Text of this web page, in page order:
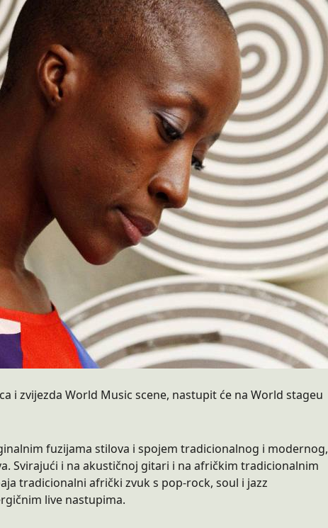
i zvijezda World Music scene, nastupit će na World stageu
fuzijama stilova i spojem tradicionalnog i modernog,
Svirajući i na akustičnoj gitari i na afričkim tradicionalnim
tradicionalni afrički zvuk s pop-rock, soul i jazz
live nastupima.